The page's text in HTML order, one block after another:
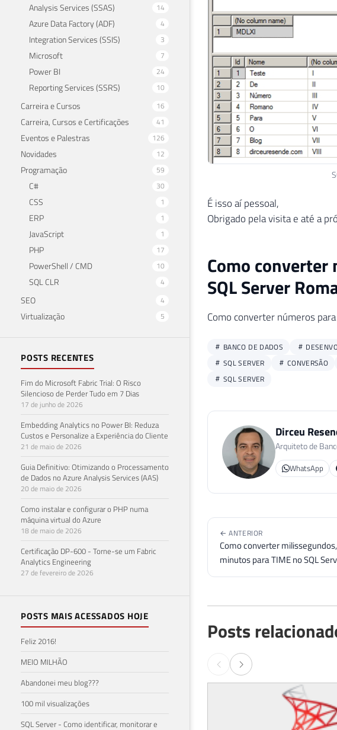
Analysis Services (SSAS) 14
Azure Data Factory (ADF) 4
Integration Services (SSIS) 3
Microsoft 7
Power BI 24
Reporting Services (SSRS) 10
Carreira e Cursos 16
Carreira, Cursos e Certificações 41
Eventos e Palestras 126
Novidades 12
Programação 59
C# 30
CSS 1
ERP 1
JavaScript 1
PHP 17
PowerShell / CMD 10
SQL CLR 4
SEO 4
Virtualização 5
POSTS RECENTES
Fim do Microsoft Fabric Trial: O Risco
Silencioso de Perder Tudo em 7 Dias
17 de junho de 2026
Embedding Analytics no Power BI: Reduza
Custos e Personalize a Experiência do Cliente
21 de maio de 2026
Guia Definitivo: Otimizando o Processamento
de Dados no Azure Analysis Services (AAS)
20 de maio de 2026
Como instalar e configurar o PHP numa
máquina virtual do Azure
18 de maio de 2026
Certificação DP-600 - Torne-se um Fabric
Analytics Engineering
27 de fevereiro de 2026
POSTS MAIS ACESSADOS HOJE
Feliz 2016!
MEIO MILHÃO
Abandonei meu blog???
100 mil visualizações
SQL Server - Como identificar, monitorar e
34
35
37
38
39
40
41
IF @numero
END
RETURN @s
END
É isso aí pessoal,
Obrigado pela visita e até a
Como
SQL Server
Como converter números
BANCO DE DADOS
SQL SERVER
CONVERSÃO
SQL SERVER
Dirceu
Arquiteto de
WhatsApp
← ANTERIOR
Como converter
minutos para TIME no SQL
Posts